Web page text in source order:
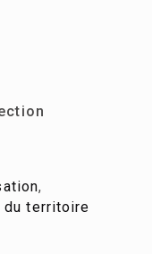
,
du territoire